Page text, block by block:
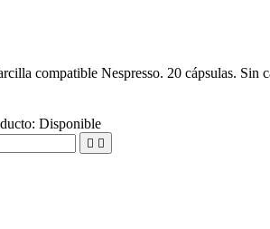
compatible Nespresso. 20 cápsulas. Sin
Disponible
 